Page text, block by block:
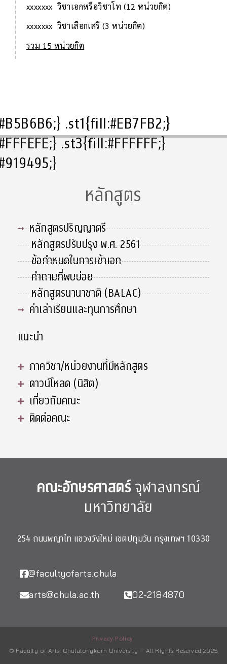
xxxxxxx วิชาเอกหรือวิชาโท (12 หน่วยกิต)
xxxxxxx วิชาเลือกเสรี (3 หน่วยกิต)
รวม 15 หน่วยกิต
.st1{fill:#EB7FB2;}
.st3{fill:#FFFFFF;}
หลักสูตร
หลักสูตรปริญญาตรี
หลักสูตรปรับปรุง พ.ศ. 2561
ข้อกำหนดในการเข้าเอก
คำถามที่พบบ่อย
หลักสูตรนานาชาติ (BALAC)
ค่าเล่าเรียนและทุนการศึกษา
แนะนำ
ภาควิชา/หน่วยงานที่มีหลักสูตร
ดาวน์โหลด (นิสิต)
เกี่ยวกับคณะ
ติดต่อคณะ
คณะอักษรศาสตร์จุฬาลงกรณ์
มหาวิทยาลัย
254 ถนนพญาไท แขวงวังใหม่ เขตปทุมวัน กรุงเทพฯ 10330
@facultyofarts.chula
arts@chula.ac.th
02-2184870
Privacy Policy
© Faculty of Arts, Chulalongkorn University – All Rights Reserved 2025